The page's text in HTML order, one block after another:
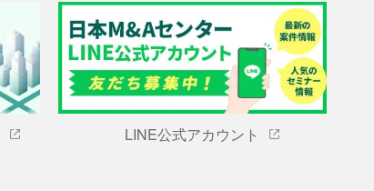
LINE公式アカウント